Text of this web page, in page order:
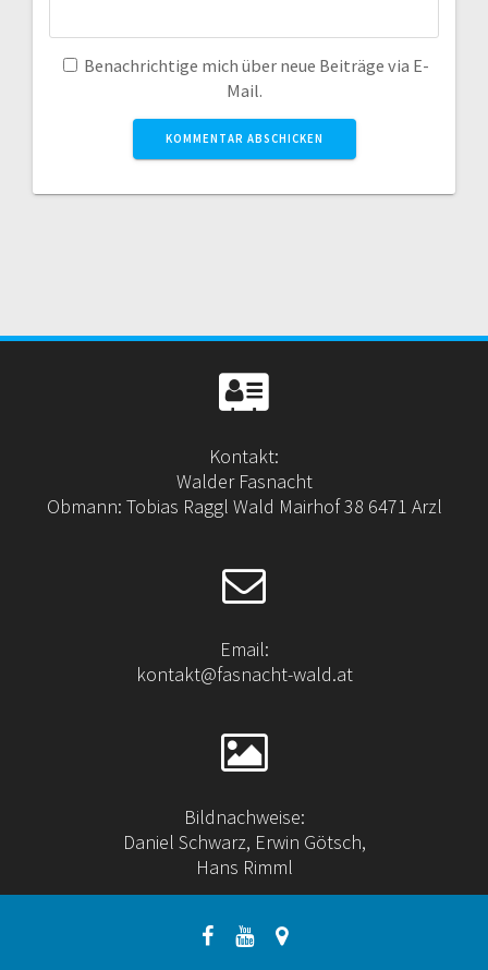
Benachrichtige mich über neue Beiträge via E-
Mail.
Kontakt:
Walder Fasnacht
Obmann: Tobias Raggl Wald Mairhof 38 6471 Arzl
Email:
kontakt@fasnacht-wald.at
Bildnachweise:
Daniel Schwarz, Erwin Götsch,
Hans Rimml